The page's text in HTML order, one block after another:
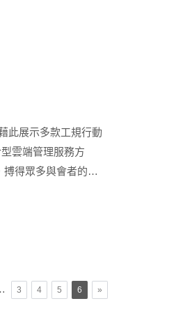
此展示多款工規行動
雲端管理服務方
得眾多與會者的好
3 4 5 6 »